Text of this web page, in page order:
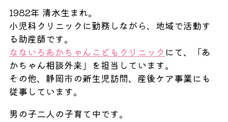
1982年 清水生まれ。
小児科クリニックに勤務しながら、地域で活動す
る助産師です。
なないろあかちゃんこどもクリニック にて、「あ
かちゃん相談外来」を担当しています。
その他、静岡市の新生児訪問、産後ケア事業にも
従事しています。
男の子二人の子育て中です。